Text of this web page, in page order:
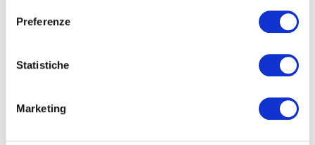
Preferenze
Statistiche
Marketing